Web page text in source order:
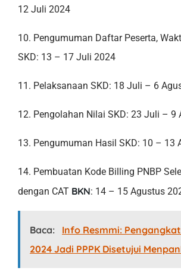
12 Juli 2024
10. Pengumuman Daftar Peserta,
SKD: 13 – 17 Juli 2024
11. Pelaksanaan SKD: 18 Juli – 6
12. Pengolahan Nilai SKD: 23 Juli – 9
13. Pengumuman Hasil SKD: 10 – 13
14. Pembuatan Kode Billing PNBP
dengan CAT BKN: 14 – 15 Agustus
Baca:
Info Resmmi:
2024 Jadi PPPK Disetujui